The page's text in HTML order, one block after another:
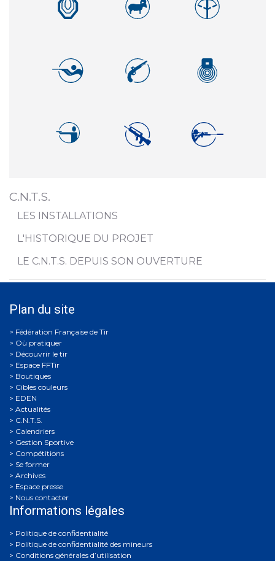
C.N.T.S.
LES INSTALLATIONS
L'HISTORIQUE DU PROJET
LE C.N.T.S. DEPUIS SON OUVERTURE
Plan du site
Où pratiquer
Découvrir le tir
Espace FFTir
Boutiques
Cibles couleurs
EDEN
Actualités
C.N.T.S.
Calendriers
Gestion Sportive
Compétitions
Se former
Archives
Espace presse
Nous contacter
Informations légales
Politique de confidentialité
Politique de confidentialité des mineurs
Conditions générales d’utilisation